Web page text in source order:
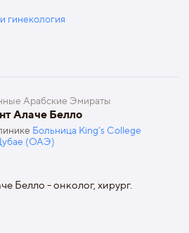
гинекология
Арабские Эмираты
Алаче Белло
Больница King’s College
(ОАЭ)
Белло - онколог, хирург.